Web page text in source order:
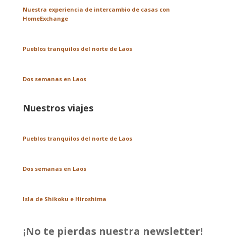
Nuestra experiencia de intercambio de casas con
HomeExchange
Pueblos tranquilos del norte de Laos
Dos semanas en Laos
Nuestros viajes
Pueblos tranquilos del norte de Laos
Dos semanas en Laos
Isla de Shikoku e Hiroshima
¡No te pierdas nuestra newsletter!